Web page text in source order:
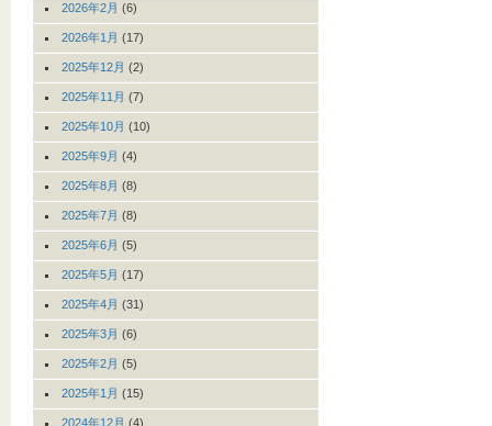
2026年2月 (6)
2026年1月 (17)
2025年12月 (2)
2025年11月 (7)
2025年10月 (10)
2025年9月 (4)
2025年8月 (8)
2025年7月 (8)
2025年6月 (5)
2025年5月 (17)
2025年4月 (31)
2025年3月 (6)
2025年2月 (5)
2025年1月 (15)
2024年12月 (4)